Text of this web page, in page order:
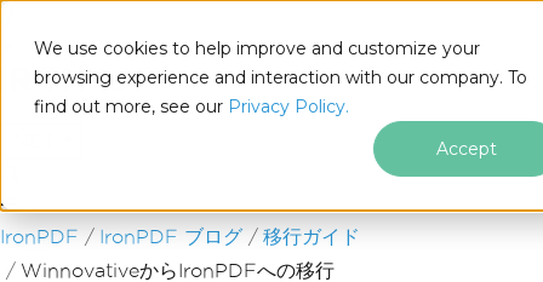
We use cookies to help improve and customize your
browsing experience and interaction with our company. To
find out more, see our Privacy Policy.
Accept
フッターコンテンツにスキップ
IronPDF IronPDF ブログ
移行ガイド
WinnovativeからIronPDFへの移行